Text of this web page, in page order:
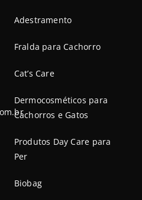
Adestramento
Fralda para Cachorro
Cat’s Care
Dermocosméticos para
Cachorros e Gatos
Produtos Day Care para
Per
Biobag